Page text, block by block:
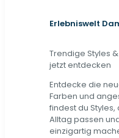
Erlebniswelt
Trendige Styles
jetzt entdecken
Entdecke die
Farben und
findest du
Alltag passen
einzigartig